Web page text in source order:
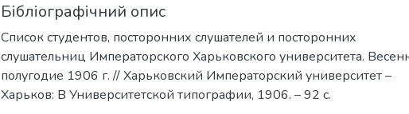
Бібліографічний опис
Список студентов, посторонних слушателей и посторонних
слушательниц Императорского Харьковского университета.
полугодие 1906 г. // Харьковский Императорский университет –
Харьков: В Университетской типографии, 1906. – 92 с.